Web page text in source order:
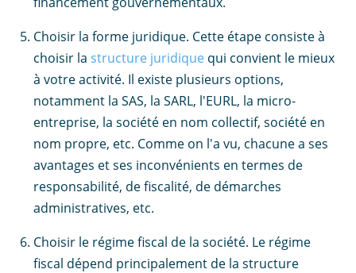
Choisir la forme juridique. Cette étape consiste à
choisir la structure juridique qui convient le mieux
à votre activité. Il existe plusieurs options,
notamment la SAS, la SARL, l'EURL, la micro-
entreprise, la société en nom collectif, société en
nom propre, etc. Comme on l'a vu, chacune a ses
avantages et ses inconvénients en termes de
responsabilité, de fiscalité, de démarches
administratives, etc.
Choisir le régime fiscal de la société. Le régime
fiscal dépend principalement de la structure